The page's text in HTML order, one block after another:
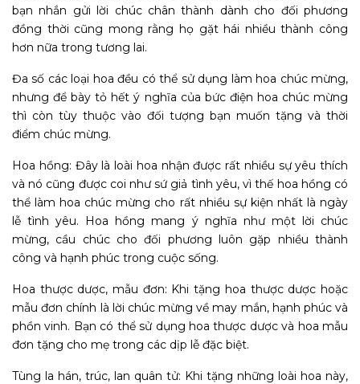
bạn nhắn gửi lời chúc chân thành dành cho đối phương
đồng thời cũng mong rằng họ gặt hái nhiều thành công
hơn nữa trong tương lai.
Đa số các loại hoa đều có thể sử dụng làm hoa chúc mừng,
nhưng để bày tỏ hết ý nghĩa của bức điện hoa chúc mừng
thì còn tùy thuộc vào đối tượng bạn muốn tặng và thời
điểm chúc mừng.
Hoa hồng: Đây là loài hoa nhận được rất nhiều sự yêu thích
và nó cũng được coi như sứ giả tình yêu, vì thế hoa hồng có
thể làm hoa chúc mừng cho rất nhiều sự kiện nhất là ngày
lễ tình yêu. Hoa hồng mang ý nghĩa như một lời chúc
mừng, cầu chúc cho đối phương luôn gặp nhiều thành
công và hạnh phúc trong cuộc sống.
Hoa thược dược, mẫu đơn: Khi tặng hoa thược dược hoặc
mẫu đơn chính là lời chúc mừng về may mắn, hạnh phúc và
phồn vinh. Bạn có thể sử dụng hoa thược dược và hoa mẫu
đơn tặng cho mẹ trong các dịp lễ đặc biệt.
Tùng la hán, trúc, lan quân tử: Khi tặng những loài hoa này,